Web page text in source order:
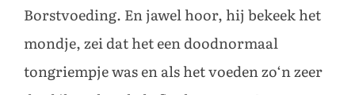
Borstvoeding. En jawel hoor, hij bekeek het
mondje, zei dat het een doodnormaal
tongriempje was en als het voeden zo‘n zeer